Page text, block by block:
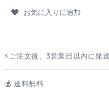
お気に入りに追加
⚡ご注文後、3営業日以内に発
💰️ 送料無料